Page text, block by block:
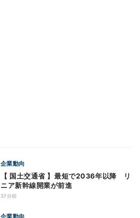
企業動向
【 国土交通省 】最短で2036年以降 リ
ニア新幹線開業が前進
37分前
企業動向